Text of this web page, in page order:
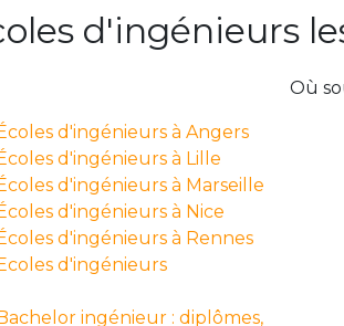
d'ingénieurs
Où
d'ingénieurs à Angers
d'ingénieurs à Lille
d'ingénieurs à Marseille
d'ingénieurs à Nice
d'ingénieurs à Rennes
d'ingénieurs
ingénieur : diplômes,